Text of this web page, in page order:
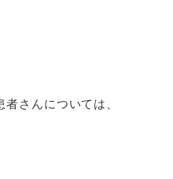
さんについては、